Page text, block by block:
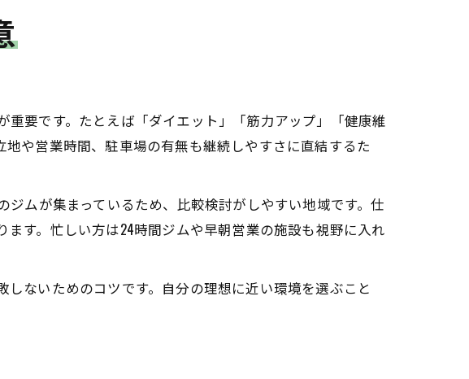
要です。たとえば「ダイエット」「筋力アップ」「健康維
や営業時間、駐車場の有無も継続しやすさに直結するた
ムが集まっているため、比較検討がしやすい地域です。仕
す。忙しい方は24時間ジムや早朝営業の施設も視野に入れ
ないためのコツです。自分の理想に近い環境を選ぶこと